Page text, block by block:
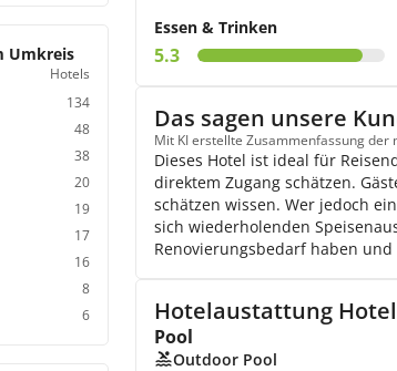
Umkreis
Hotels
134
48
38
20
19
17
16
8
6
Essen & Trinken
5.3
Das sagen unsere
Mit KI erstellte Zusammenfassung
Dieses Hotel ist ideal für
direktem Zugang schätzen.
schätzen wissen. Wer jedoch
sich wiederholenden
Renovierungsbedarf haben
Hotelaustattung
Pool
Outdoor Pool